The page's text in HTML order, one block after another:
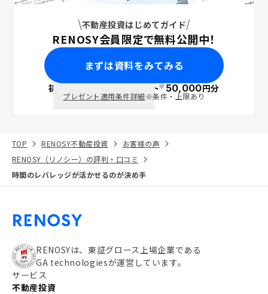
不動産投資はじめてガイド
RENOSY会員限定で無料公開中！
まずは資料をみてみる
初回面談で ポイント※50,000円分
プレゼント適用条件詳細※条件・上限あり
TOP RENOSY不動産投資
お客様の声
RENOSY（リノシー）の評判・口コミ
時間のレバレッジが活かせるのが決め手
RENOSYは、東証グロース上場企業である
GA technologiesが運営しています。
サービス
不動産投資